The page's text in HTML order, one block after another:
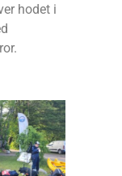
hodet i